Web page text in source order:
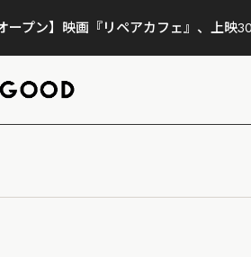
ープン】映画『リペアカフェ』、上映